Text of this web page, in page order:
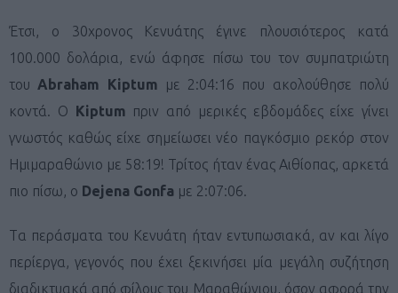
Έτσι, ο 30χρονος Κενυάτης έγινε πλουσιότερος κατά
100.000 δολάρια, ενώ άφησε πίσω του τον συμπατριώτη
του Abraham Kiptum με 2:04:16 που ακολούθησε πολύ
κοντά. O Kiptum πριν από μερικές εβδομάδες είχε γίνει
γνωστός καθώς είχε σημείωσει νέο παγκόσμιο ρεκόρ στον
Ημιμαραθώνιο με 58:19! Τρίτος ήταν ένας Αιθίοπας, αρκετά
πιο πίσω, ο Dejena Gonfa με 2:07:06.
Tα περάσματα του Κενυάτη ήταν εντυπωσιακά, αν και λίγο
περίεργα, γεγονός που έχει ξεκινήσει μία μεγάλη συζήτηση
διαδικτυακά από φίλους του Μαραθώνιου, όσον αφορά την